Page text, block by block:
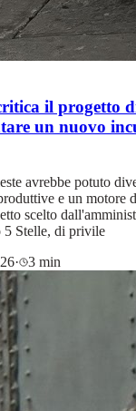
il progetto
un nuovo
avrebbe potuto
e un motore
scelto
5 Stelle, di privile
· 3 min